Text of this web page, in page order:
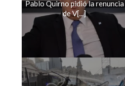
Pablo Quirno pidió la renuncia
de V[...]